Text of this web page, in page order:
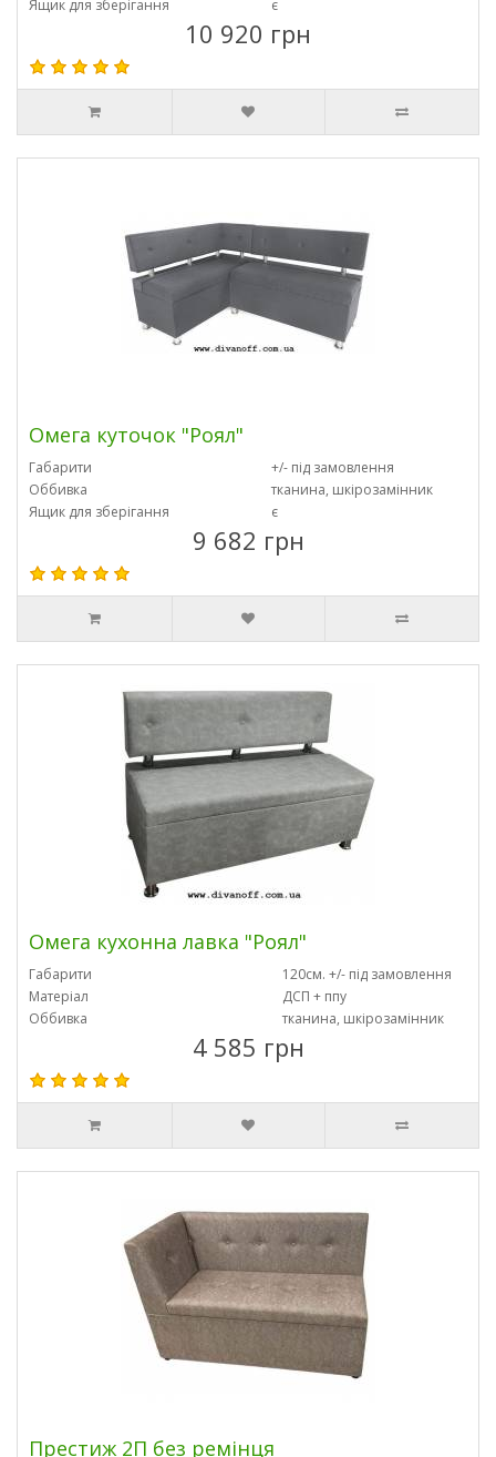
Ящик для зберігання
є
10 920 грн
Омега куточок "Роял"
Габарити
+/- під замовлення
Оббивка
тканина, шкірозамінник
Ящик для зберігання
є
9 682 грн
Омега кухонна лавка "Роял"
Габарити
120см. +/- під замовлення
Матеріал
ДСП + ппу
Оббивка
тканина, шкірозамінник
4 585 грн
Престиж 2П без ремінця